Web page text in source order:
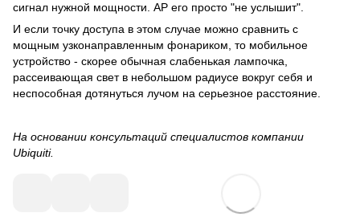
сигнал нужной мощности. AP его просто "не услышит".
И если точку доступа в этом случае можно сравнить с
мощным узконаправленным фонариком, то мобильное
устройство - скорее обычная слабенькая лампочка,
рассеивающая свет в небольшом радиусе вокруг себя и
неспособная дотянуться лучом на серьезное расстояние.
На основании консультаций специалистов компании
Ubiquiti.